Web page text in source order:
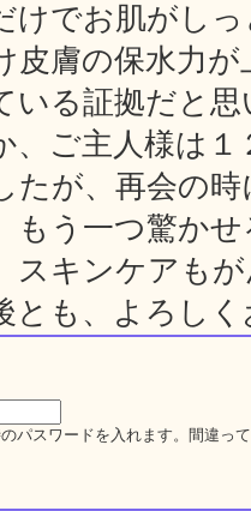
けでお肌がし
皮膚の保水力
いる証拠だと
、ご主人様は
たが、再会の
もう一つ驚か
スキンケアも
とも、よろし
パスワードを入れます。間違っ